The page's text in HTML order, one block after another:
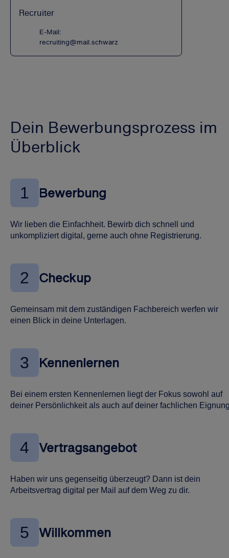
Recruiter
E-Mail:
recruiting@mail.schwarz
Dein Bewerbungsprozess im
Überblick
1 Bewerbung
Wir lieben die Einfachheit. Bewirb dich schnell und
unkompliziert digital, gerne auch ohne Registrierung.
2 Checkup
Gemeinsam mit dem zuständigen Fachbereich werfen wir
einen Blick in deine Unterlagen.
3 Kennenlernen
Bei einem ersten Kennenlernen liegt der Fokus sowohl auf
deiner Persönlichkeit als auch auf deiner fachlichen
4 Vertragsangebot
Haben wir uns gegenseitig überzeugt? Dann ist dein
Arbeitsvertrag digital per Mail auf dem Weg zu dir.
5 Willkommen